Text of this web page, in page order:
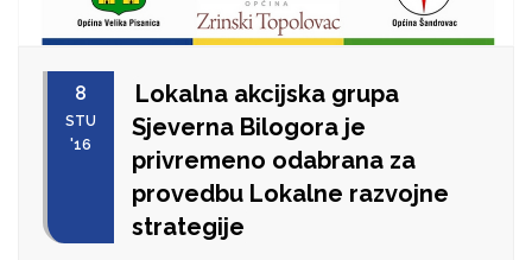
8
STU
'16
Lokalna akcijska grupa
Sjeverna Bilogora je
privremeno odabrana za
provedbu Lokalne razvojne
strategije